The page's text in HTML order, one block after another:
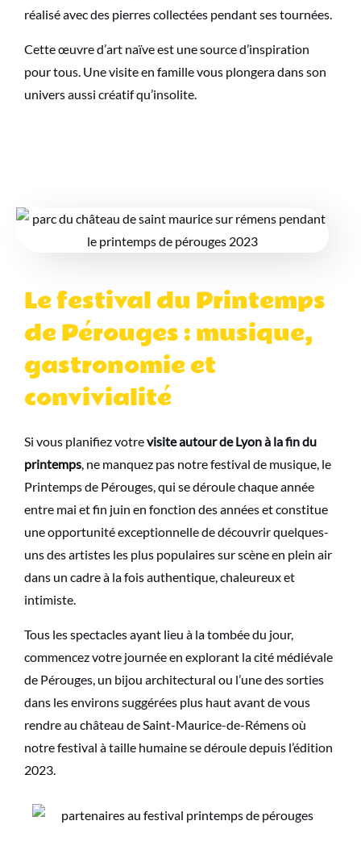
réalisé avec des pierres collectées pendant ses tournées.
Cette œuvre d’art naïve est une source d’inspiration
pour tous. Une visite en famille vous plongera dans son
univers aussi créatif qu’insolite.
Le festival du Printemps
de Pérouges : musique,
gastronomie et
convivialité
Si vous planifiez votrevisite autour de Lyon à la fin du
printemps, ne manquez pas notre festival de musique, le
Printemps de Pérouges, qui se déroule chaque année
entre mai et fin juin en fonction des années et constitue
une opportunité exceptionnelle de découvrir quelques-
uns des artistes les plus populaires sur scène en plein air
dans un cadre à la fois authentique, chaleureux et
intimiste.
Tous les spectacles ayant lieu à la tombée du jour,
commencez votre journée en explorant la cité médiévale
de Pérouges, un bijou architectural ou l’une des sorties
dans les environs suggérées plus haut avant de vous
rendre au château de Saint-Maurice-de-Rémens où
notre festival à taille humaine se déroule depuis l’édition
2023.